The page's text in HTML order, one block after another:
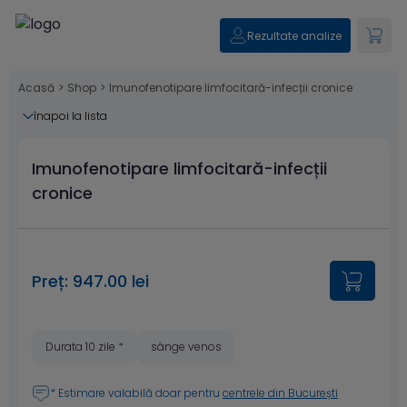
Rezultate analize
Acasă > Shop > Imunofenotipare limfocitară-infecții cronice
înapoi la lista
Imunofenotipare limfocitară-infecții
cronice
Preț: 947.00 lei
Durata 10 zile * sânge venos
* Estimare valabilă doar pentru centrele din București